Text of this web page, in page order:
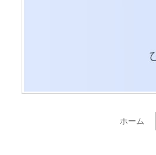
ホーム